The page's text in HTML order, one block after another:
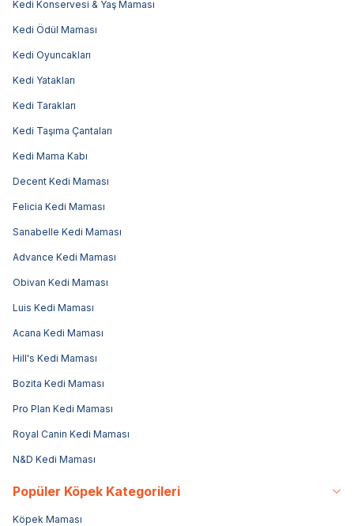
Kedi Konservesi & Yaş Maması
Kedi Ödül Maması
Kedi Oyuncakları
Kedi Yatakları
Kedi Tarakları
Kedi Taşıma Çantaları
Kedi Mama Kabı
Decent Kedi Maması
Felicia Kedi Maması
Sanabelle Kedi Maması
Advance Kedi Maması
Obivan Kedi Maması
Luis Kedi Maması
Acana Kedi Maması
Hill's Kedi Maması
Bozita Kedi Maması
Pro Plan Kedi Maması
Royal Canin Kedi Maması
N&D Kedi Maması
Popüler Köpek Kategorileri
Köpek Maması